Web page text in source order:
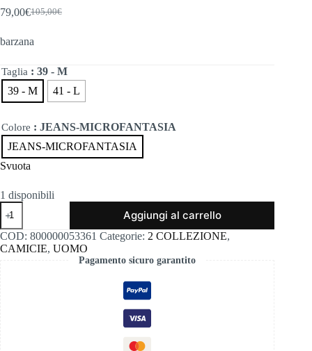
105,00€
Il
originale
105,00€.
79,00€Il
attuale
79,00€.
barzana
Taglia : 39 - M
39 - M
41 - L
Colore : JEANS-MICROFANTASIA
JEANS-MICROFANTASIA
Svuota
1 disponibili
Barzana
quantità
Aggiungi al carrello
COD: 800000053361 Categorie: 2 COLLEZIONE,
CAMICIE, UOMO
Pagamento sicuro garantito